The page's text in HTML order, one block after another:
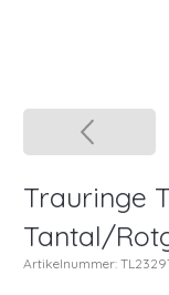
Trauringe
Tantal/
Artikelnummer: